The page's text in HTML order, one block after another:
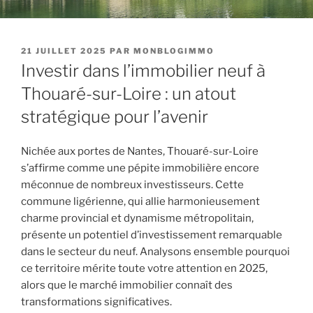
PUBLIÉ
LE
21 JUILLET 2025 PAR MONBLOGIMMO
Investir dans l’immobilier neuf à
Thouaré-sur-Loire : un atout
stratégique pour l’avenir
Nichée aux portes de Nantes, Thouaré-sur-Loire
s’affirme comme une pépite immobilière encore
méconnue de nombreux investisseurs. Cette
commune ligérienne, qui allie harmonieusement
charme provincial et dynamisme métropolitain,
présente un potentiel d’investissement remarquable
dans le secteur du neuf. Analysons ensemble pourquoi
ce territoire mérite toute votre attention en 2025,
alors que le marché immobilier connaît des
transformations significatives.